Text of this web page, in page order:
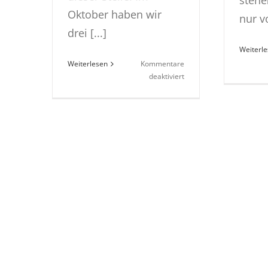
nur
Oktober haben wir
drei [...]
Weiterlesen
Kommentare
deaktiviertfür